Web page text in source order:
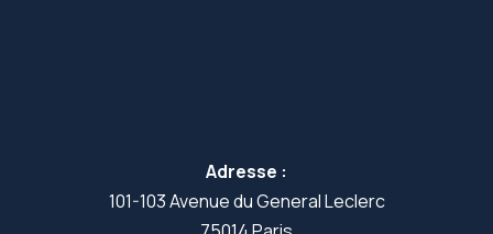
Adresse :
101-103 Avenue du General Leclerc